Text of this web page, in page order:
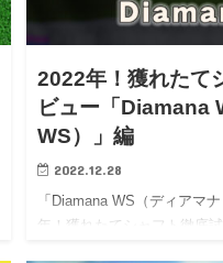
2022年！獲れたて
ビュー「Diamana
WS）」編
2022.12.28
「Diamana WS（ディアマ
年！獲れたてシャフト徹底